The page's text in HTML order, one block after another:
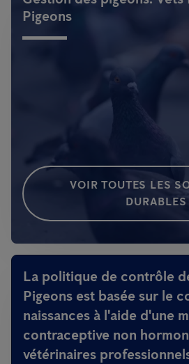
Pigeons
VOIR TOUTES LES
DURABLES
La politique de contrôle
Pigeons est basée sur le
naissances à l'aide d'une
contraceptive non
vétérinaires